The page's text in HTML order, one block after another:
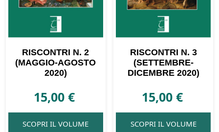
RISCONTRI N. 2
(MAGGIO-AGOSTO
2020)
15,00€
SCOPRI IL VOLUME
RISCONTRI N. 3
(SETTEMBRE-
DICEMBRE 2020)
15,00 €
SCOPRI IL VOLUME